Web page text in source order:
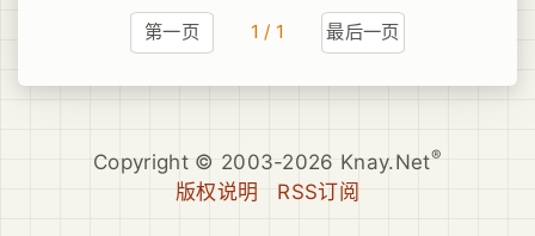
第一页 1 / 1 最后一页
Copyright © 2003-2026 Knay.Net®
版权说明 RSS订阅